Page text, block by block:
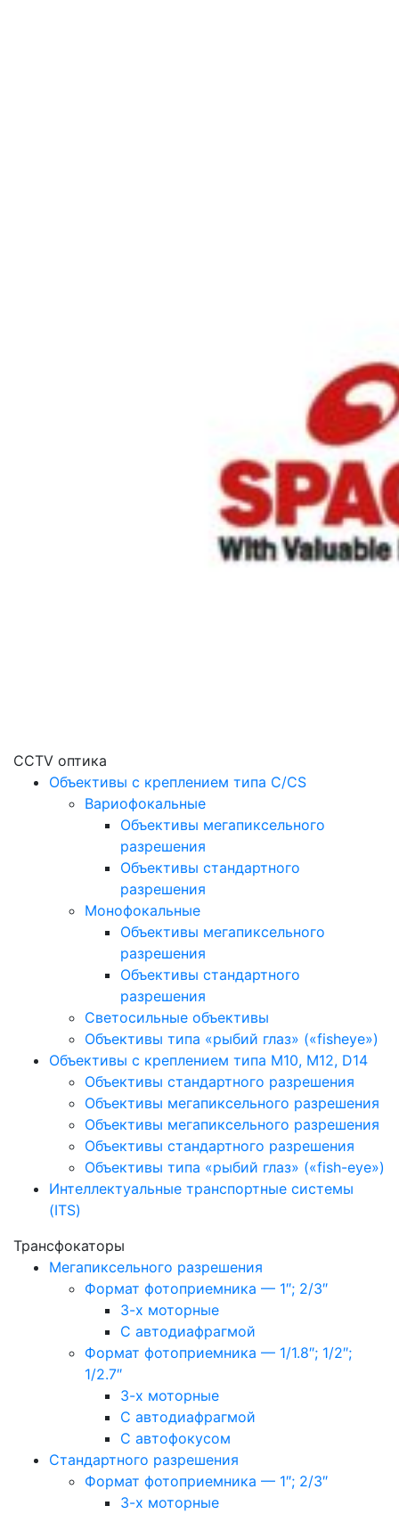
CCTV оптика
Объективы с креплением типа C/CS
Вариофокальные
Объективы мегапиксельного
разрешения
Объективы стандартного
разрешения
Монофокальные
Объективы мегапиксельного
разрешения
Объективы стандартного
разрешения
Светосильные объективы
Объективы типа «рыбий глаз» («fisheye»)
Объективы с креплением типа M10, M12, D14
Объективы стандартного разрешения
Объективы мегапиксельного разрешения
Объективы мегапиксельного разрешения
Объективы стандартного разрешения
Объективы типа «рыбий глаз» («fish-eye»)
Интеллектуальные транспортные системы
(ITS)
Трансфокаторы
Мегапиксельного разрешения
Формат фотоприемника — 1″; 2/3″
3-х моторные
С автодиафрагмой
Формат фотоприемника — 1/1.8″; 1/2″;
1/2.7″
3-х моторные
С автодиафрагмой
С автофокусом
Стандартного разрешения
Формат фотоприемника — 1″; 2/3″
3-х моторные